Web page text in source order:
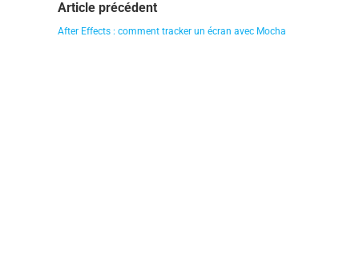
Article précédent
After Effects : comment tracker un écran avec Mocha